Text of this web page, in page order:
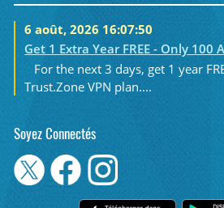
6 août, 2026 16:07:50
Get 1 Extra Year FREE - Only 100
For the next 3 days, get 1 year
Trust.Zone VPN plan....
Soyez Connectés